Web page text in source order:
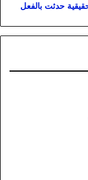
حدثت بالفعل